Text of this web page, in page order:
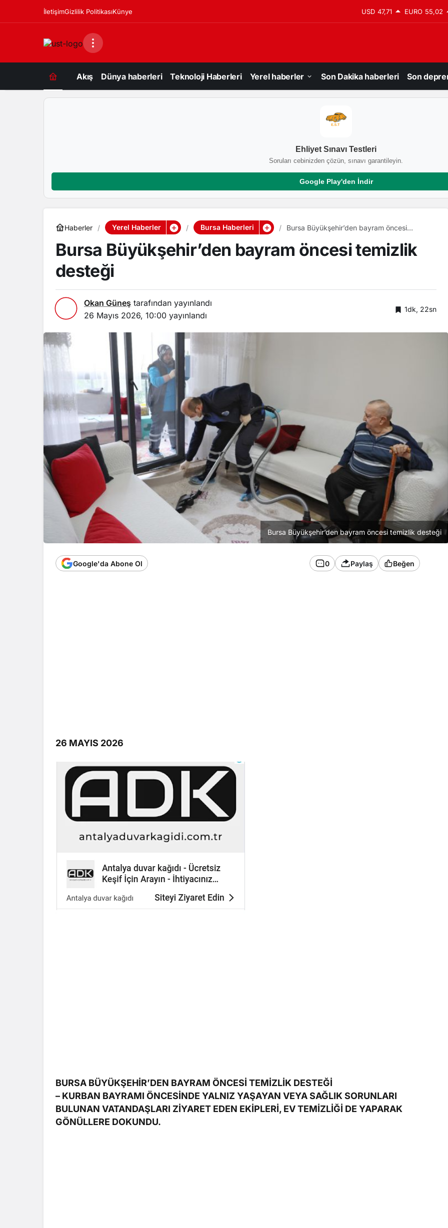
İletişimGizlilik PolitikasıKünye USD 47,71 EURO 55,02
Akış Dünya haberleri Teknoloji Haberleri Yerel haberler Son Dakika haberleri Son
Ehliyet Sınavı Testleri
Soruları cebinizden çözün, sınavı garantileyin.
Google Play'den İndir
Haberler Yerel Haberler Bursa Haberleri
Bursa Büyükşehir’den bayram öncesi
Bursa Büyükşehir’den bayram öncesi temizlik
desteği
Okan Güneş tarafından yayınlandı
26 Mayıs 2026, 10:00 yayınlandı
1dk, 22sn
Bursa Büyükşehir’den bayram öncesi temizlik desteği
Google'da Abone Ol 0 Paylaş Beğen
26 MAYIS 2026
BURSA BÜYÜKŞEHİR’DEN BAYRAM ÖNCESİ TEMİZLİK DESTEĞİ
– KURBAN BAYRAMI ÖNCESİNDE YALNIZ YAŞAYAN VEYA SAĞLIK SORUNLARI
BULUNAN VATANDAŞLARI ZİYARET EDEN EKİPLERİ, EV TEMİZLİĞİ DE YAPARAK
GÖNÜLLERE DOKUNDU.